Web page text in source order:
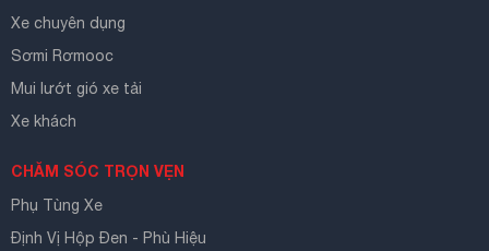
Xe chuyên dụng
Sơmi Rơmooc
Mui lướt gió xe tải
Xe khách
CHĂM SÓC TRỌN VẸN
Phụ Tùng Xe
Định Vị Hộp Đen - Phù Hiệu